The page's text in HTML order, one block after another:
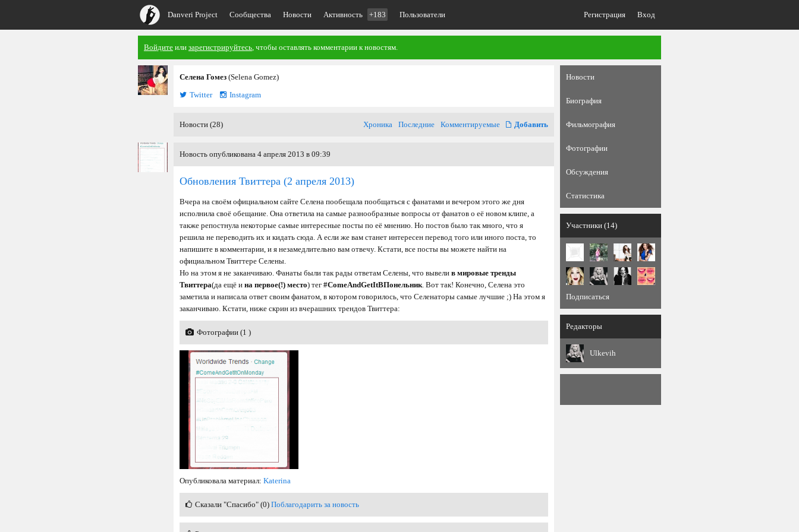
Danveri Project Сообщества Новости Активность +183 Пользователи Регистрация Вход
Войдите или зарегистрируйтесь, чтобы оставлять комментарии к новостям.
Селена Гомез (Selena Gomez)
Twitter
Instagram
Новости (28) Хроника Последние Комментируемые Добавить
Новость опубликована 4 апреля 2013 в 09:39
Обновления Твиттера (2 апреля 2013)
Вчера на своём официальном сайте Селена пообещала пообщаться с фанатами и вечером этого же дня
исполнила своё обещание. Она ответила на самые разнообразные вопросы от фанатов о её новом клипе, а
также репостнула некоторые самые интересные посты по её мнению. Но постов было так много, что я
решила не переводить их и кидать сюда. А если же вам станет интересен перевод того или иного поста, то
напишите в комментарии, и я незамедлительно вам отвечу. Кстати, все посты вы можете найти на
официальном Твиттере Селены.
Но на этом я не заканчиваю. Фанаты были так рады ответам Селены, что вывели в мировые тренды
Твиттера(да ещё и на первое(!) место) тег #ComeAndGetItВПонельник. Вот так! Конечно, Селена это
заметила и написала ответ своим фанатом, в котором говорилось, что Селенаторы самые лучшие ;) На этом я
заканчиваю. Кстати, ниже скрин из вчерашних трендов Твиттера:
Фотографии (1 )
Опубликовала материал: Katerina
Сказали "Спасибо" (0) Поблагодарить за новость
Новости
Биография
Фильмография
Фотографии
Обсуждения
Статистика
Участники (14)
Подписаться
Редакторы
Ulkevih